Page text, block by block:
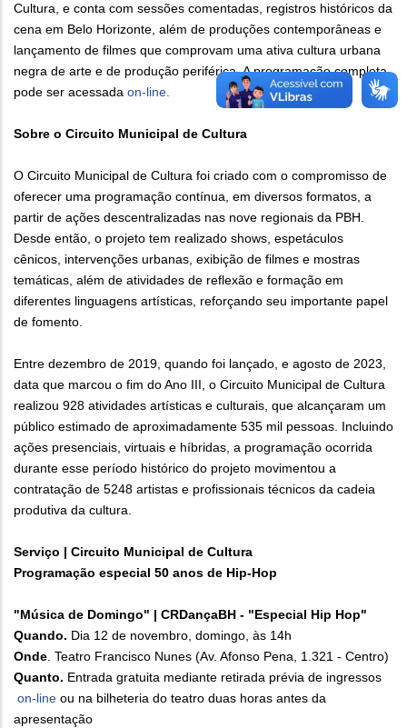
Cultura, e conta com sessões comentadas, registros históricos da
cena em Belo Horizonte, além de produções contemporâneas e
lançamento de filmes que comprovam uma ativa cultura urbana
negra de arte e de produção periférica. A programação completa
pode ser acessada on-line.
Sobre o Circuito Municipal de Cultura
O Circuito Municipal de Cultura foi criado com o compromisso de
oferecer uma programação contínua, em diversos formatos, a
partir de ações descentralizadas nas nove regionais da PBH.
Desde então, o projeto tem realizado shows, espetáculos
cênicos, intervenções urbanas, exibição de filmes e mostras
temáticas, além de atividades de reflexão e formação em
diferentes linguagens artísticas, reforçando seu importante papel
de fomento.
Entre dezembro de 2019, quando foi lançado, e agosto de 2023,
data que marcou o fim do Ano III, o Circuito Municipal de Cultura
realizou 928 atividades artísticas e culturais, que alcançaram um
público estimado de aproximadamente 535 mil pessoas. Incluindo
ações presenciais, virtuais e híbridas, a programação ocorrida
durante esse período histórico do projeto movimentou a
contratação de 5248 artistas e profissionais técnicos da cadeia
produtiva da cultura.
Serviço | Circuito Municipal de Cultura
Programação especial 50 anos de Hip-Hop
"Música de Domingo" | CRDançaBH - "Especial Hip Hop"
Quando. Dia 12 de novembro, domingo, às 14h
Onde. Teatro Francisco Nunes (Av. Afonso Pena, 1.321 - Centro)
Quanto. Entrada gratuita mediante retirada prévia de ingressos
on-line ou na bilheteria do teatro duas horas antes da
apresentação